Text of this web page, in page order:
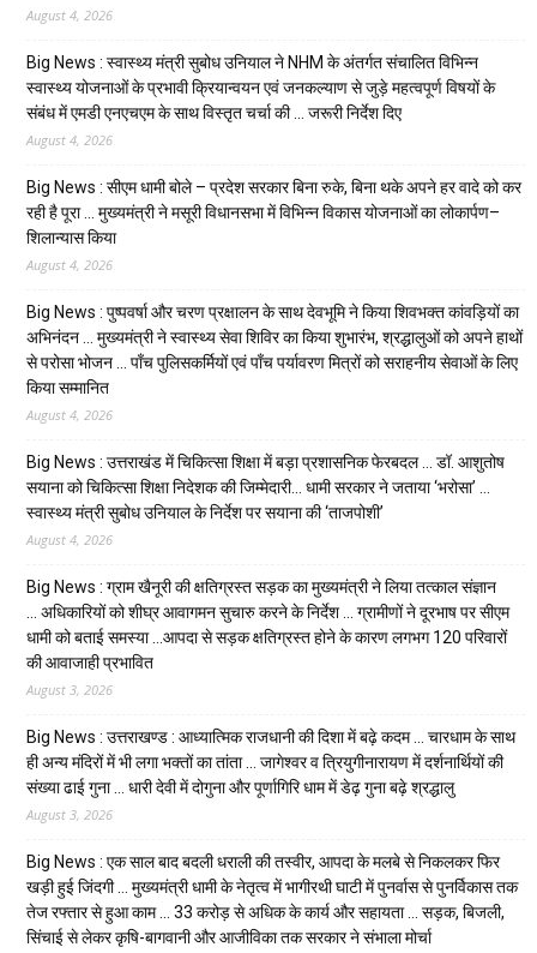
August 4, 2026
Big News : स्वास्थ्य मंत्री सुबोध उनियाल ने NHM के अंतर्गत संचालित विभिन्न
स्वास्थ्य योजनाओं के प्रभावी क्रियान्वयन एवं जनकल्याण से जुड़े महत्वपूर्ण विषयों के
संबंध में एमडी एनएचएम के साथ विस्तृत चर्चा की … जरूरी निर्देश दिए
August 4, 2026
Big News : सीएम धामी बोले – प्रदेश सरकार बिना रुके, बिना थके अपने हर वादे को कर
रही है पूरा … मुख्यमंत्री ने मसूरी विधानसभा में विभिन्न विकास योजनाओं का लोकार्पण–
शिलान्यास किया
August 4, 2026
Big News : पुष्पवर्षा और चरण प्रक्षालन के साथ देवभूमि ने किया शिवभक्त कांवड़ियों का
अभिनंदन … मुख्यमंत्री ने स्वास्थ्य सेवा शिविर का किया शुभारंभ, श्रद्धालुओं को अपने हाथों
से परोसा भोजन … पाँच पुलिसकर्मियों एवं पाँच पर्यावरण मित्रों को सराहनीय सेवाओं के लिए
किया सम्मानित
August 4, 2026
Big News : उत्तराखंड में चिकित्सा शिक्षा में बड़ा प्रशासनिक फेरबदल … डॉ. आशुतोष
सयाना को चिकित्सा शिक्षा निदेशक की जिम्मेदारी… धामी सरकार ने जताया ‘भरोसा’ …
स्वास्थ्य मंत्री सुबोध उनियाल के निर्देश पर सयाना की ‘ताजपोशी’
August 4, 2026
Big News : ग्राम खैनूरी की क्षतिग्रस्त सड़क का मुख्यमंत्री ने लिया तत्काल संज्ञान
… अधिकारियों को शीघ्र आवागमन सुचारु करने के निर्देश … ग्रामीणों ने दूरभाष पर सीएम
धामी को बताई समस्या …आपदा से सड़क क्षतिग्रस्त होने के कारण लगभग 120 परिवारों
की आवाजाही प्रभावित
August 3, 2026
Big News : उत्तराखण्ड : आध्यात्मिक राजधानी की दिशा में बढ़े कदम … चारधाम के साथ
ही अन्य मंदिरों में भी लगा भक्तों का तांता … जागेश्वर व त्रियुगीनारायण में दर्शनार्थियों की
संख्या ढाई गुना … धारी देवी में दोगुना और पूर्णागिरि धाम में डेढ़ गुना बढ़े श्रद्धालु
August 3, 2026
Big News : एक साल बाद बदली धराली की तस्वीर, आपदा के मलबे से निकलकर फिर
खड़ी हुई जिंदगी … मुख्यमंत्री धामी के नेतृत्व में भागीरथी घाटी में पुनर्वास से पुनर्विकास तक
तेज रफ्तार से हुआ काम … ₹33 करोड़ से अधिक के कार्य और सहायता … सड़क, बिजली,
सिंचाई से लेकर कृषि-बागवानी और आजीविका तक सरकार ने संभाला मोर्चा